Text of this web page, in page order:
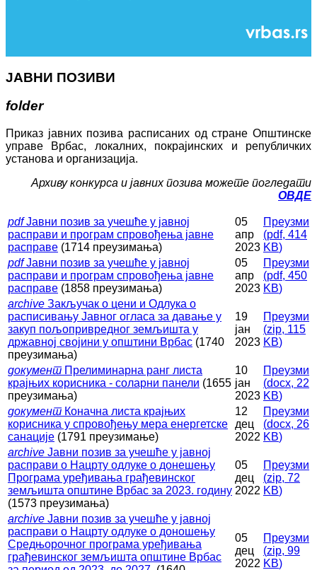
ЈАВНИ ПОЗИВИ
folder
Приказ јавних позива расписаних од стране Општинске
управе Врбас, локалних, покрајинских и републичких
установа и организација.
Архиву конкурса и јавних позива можете погледати
ОВДЕ
pdf Јавни позив за учешће у јавној
расправи и програм спровођења јавне
расправе (1714 преузимања)
05
апр
2023
Преузми
(pdf, 414
KB)
pdf Јавни позив за учешће у јавној
расправи и програм спровођења јавне
расправе (1858 преузимања)
05
апр
2023
Преузми
(pdf, 450
KB)
archive Закључак о цени и Одлука о
расписивању Јавног огласа за давање у
закуп пољопривредног земљишта у
државној својини у општини Врбас (1740
преузимања)
19
јан
2023
Преузми
(zip, 115
KB)
документ Прелиминарна ранг листа
крајњих корисника - соларни панели (1655
преузимања)
10
јан
2023
Преузми
(docx, 22
KB)
документ Коначна листа крајњих
корисника у спровођењу мера енергетске
санације (1791 преузимање)
12
дец
2022
Преузми
(docx, 26
KB)
archive Јавни позив за учешће у јавној
расправи о Нацрту одлуке о донешењу
Програма уређивања грађевинског
земљишта општине Врбас за 2023. годину
(1573 преузимања)
05
дец
2022
Преузми
(zip, 72
KB)
archive Jавни позив за учешће у јавној
расправи о Нацрту одлуке о доношењу
Средњорочног програма уређивања
грађевинског земљишта општине Врбас
05
дец
2022
Преузми
(zip, 99
KB)